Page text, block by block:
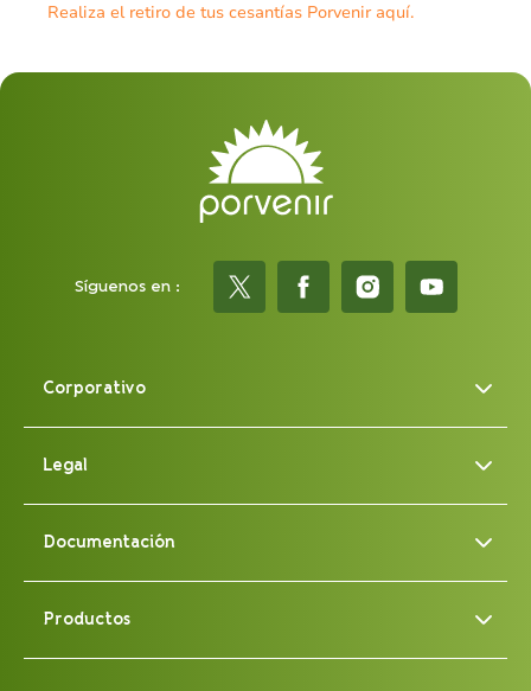
Realiza el retiro de tus cesantías Porvenir aquí.
Síguenos en :
Corporativo
Legal
Documentación
Productos